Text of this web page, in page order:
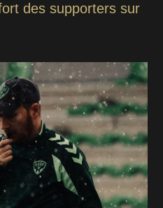
des supporters sur